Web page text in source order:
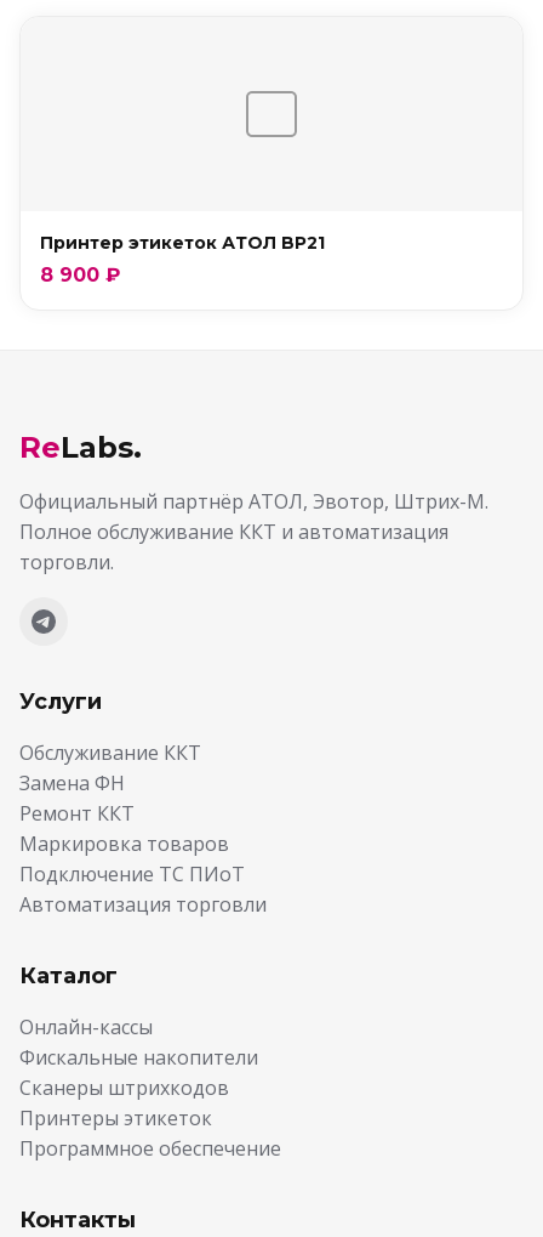
Принтер этикеток АТОЛ BP21
8 900 ₽
ReLabs.
Официальный партнёр АТОЛ, Эвотор, Штрих-М.
Полное обслуживание ККТ и автоматизация
торговли.
Услуги
Обслуживание ККТ
Замена ФН
Ремонт ККТ
Маркировка товаров
Подключение ТС ПИоТ
Автоматизация торговли
Каталог
Онлайн-кассы
Фискальные накопители
Сканеры штрихкодов
Принтеры этикеток
Программное обеспечение
Контакты